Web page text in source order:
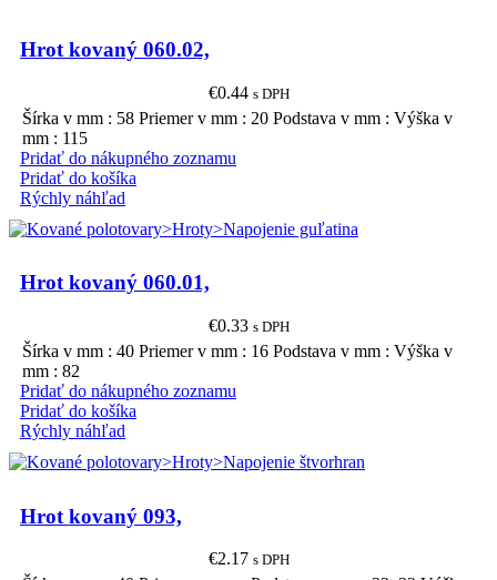
Hrot kovaný 060.02,
€0.44 s DPH
Šírka v mm : 58 Priemer v mm : 20 Podstava v mm : Výška v
mm : 115
Pridať do nákupného zoznamu
Pridať do košíka
Rýchly náhľad
Hrot kovaný 060.01,
€0.33 s DPH
Šírka v mm : 40 Priemer v mm : 16 Podstava v mm : Výška v
mm : 82
Pridať do nákupného zoznamu
Pridať do košíka
Rýchly náhľad
Hrot kovaný 093,
€2.17 s DPH